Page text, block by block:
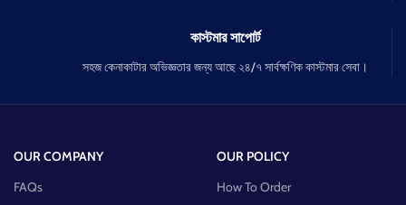
কাস্টমার সাপোর্ট
সহজ কেনাকাটার অভিজ্ঞতার জন্য আছে ২৪/৭ সার্বক্ষণিক কাস্টমার সেবা।
OUR COMPANY
FAQs
OUR POLICY
How To Order